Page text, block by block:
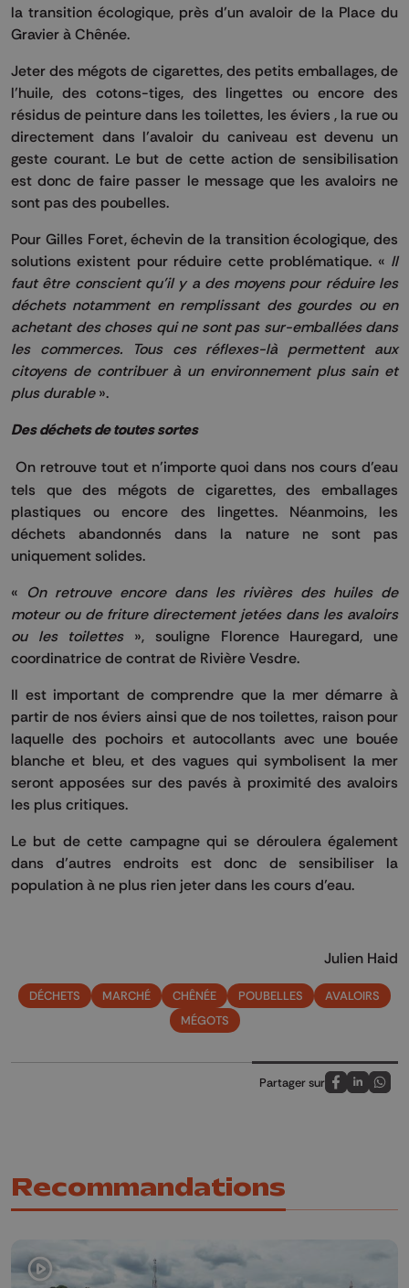
la transition écologique, près d’un avaloir de la Place du
Gravier à Chênée.
Jeter des mégots de cigarettes, des petits emballages, de
l’huile, des cotons-tiges, des lingettes ou encore des
résidus de peinture dans les toilettes, les éviers , la rue ou
directement dans l’avaloir du caniveau est devenu un
geste courant. Le but de cette action de sensibilisation
est donc de faire passer le message que les avaloirs ne
sont pas des poubelles.
Pour Gilles Foret, échevin de la transition écologique, des
solutions existent pour réduire cette problématique. « Il
faut être conscient qu’il y a des moyens pour réduire les
déchets notamment en remplissant des gourdes ou en
achetant des choses qui ne sont pas sur-emballées dans
les commerces. Tous ces réflexes-là permettent aux
citoyens de contribuer à un environnement plus sain et
plus durable».
Des déchets de toutes sortes
On retrouve tout et n’importe quoi dans nos cours d’eau
tels que des mégots de cigarettes, des emballages
plastiques ou encore des lingettes. Néanmoins, les
déchets abandonnés dans la nature ne sont pas
uniquement solides.
« On retrouve encore dans les rivières des huiles de
moteur ou de friture directement jetées dans les avaloirs
ou les toilettes», souligne Florence Hauregard, une
coordinatrice de contrat de Rivière Vesdre.
Il est important de comprendre que la mer démarre à
partir de nos éviers ainsi que de nos toilettes, raison pour
laquelle des pochoirs et autocollants avec une bouée
blanche et bleu, et des vagues qui symbolisent la mer
seront apposées sur des pavés à proximité des avaloirs
les plus critiques.
Le but de cette campagne qui se déroulera également
dans d’autres endroits est donc de sensibiliser la
population à ne plus rien jeter dans les cours d’eau.
Julien Haid
DÉCHETS MARCHÉ CHÊNÉE POUBELLES
AVALOIRS
MÉGOTS
Partager sur
Partagez sur
Partagez
Recommandations